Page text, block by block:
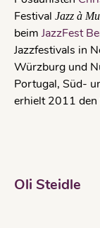
Festival Jazz à
beim JazzFest
Jazzfestivals in
Würzburg und
Portugal, Süd-
erhielt 2011 den
Oli Steidle